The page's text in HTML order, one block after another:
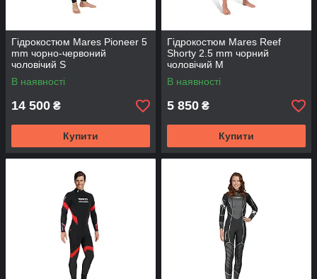
Гідрокостюм Mares Pioneer 5
mm чорно-червоний
чоловічий S
В наявності
14 500 ₴
Купити
Гідрокостюм Mares Reef
Shorty 2.5 mm чорний
чоловічий M
В наявності
5 850 ₴
Купити